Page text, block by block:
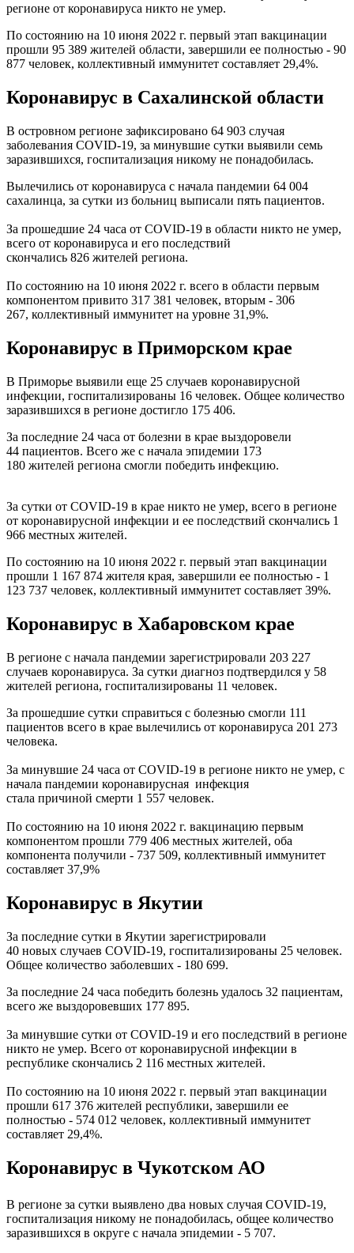
регионе от коронавируса никто не умер.
По состоянию на 10 июня 2022 г. первый этап вакцинации
прошли 95 389 жителей области, завершили ее полностью - 90
877 человек, коллективный иммунитет составляет 29,4%.
Коронавирус в Сахалинской области
В островном регионе зафиксировано 64 903 случая
заболевания COVID-19, за минувшие сутки выявили семь
заразившихся, госпитализация никому не понадобилась.
Вылечились от коронавируса с начала пандемии 64 004
сахалинца, за сутки из больниц выписали пять пациентов.
За прошедшие 24 часа от COVID-19 в области никто не умер,
всего от коронавируса и его последствий
скончались 826 жителей региона.
По состоянию на 10 июня 2022 г. всего в области первым
компонентом привито 317 381 человек, вторым - 306
267, коллективный иммунитет на уровне 31,9%.
Коронавирус в Приморском крае
В Приморье выявили еще 25 случаев коронавирусной
инфекции, госпитализированы 16 человек. Общее количество
заразившихся в регионе достигло 175 406.
За последние 24 часа от болезни в крае выздоровели
44 пациентов. Всего же с начала эпидемии 173
180 жителей региона смогли победить инфекцию.
За сутки от COVID-19 в крае никто не умер, всего в регионе
от коронавирусной инфекции и ее последствий скончались 1
966 местных жителей.
По состоянию на 10 июня 2022 г. первый этап вакцинации
прошли 1 167 874 жителя края, завершили ее полностью - 1
123 737 человек, коллективный иммунитет составляет 39%.
Коронавирус в Хабаровском крае
В регионе с начала пандемии зарегистрировали 203 227
случаев коронавируса. За сутки диагноз подтвердился у 58
жителей региона, госпитализированы 11 человек.
За прошедшие сутки справиться с болезнью смогли 111
пациентов всего в крае вылечились от коронавируса 201 273
человека.
За минувшие 24 часа от СOVID-19 в регионе никто не умер, с
начала пандемии коронавирусная инфекция
стала причиной смерти 1 557 человек.
По состоянию на 10 июня 2022 г. вакцинацию первым
компонентом прошли 779 406 местных жителей, оба
компонента получили - 737 509, коллективный иммунитет
составляет 37,9%
Коронавирус в Якутии
За последние сутки в Якутии зарегистрировали
40 новых случаев COVID-19, госпитализированы 25 человек.
Общее количество заболевших - 180 699.
За последние 24 часа победить болезнь удалось 32 пациентам,
всего же выздоровевших 177 895.
За минувшие сутки от COVID-19 и его последствий в регионе
никто не умер. Всего от коронавирусной инфекции в
республике скончались 2 116 местных жителей.
По состоянию на 10 июня 2022 г. первый этап вакцинации
прошли 617 376 жителей республики, завершили ее
полностью - 574 012 человек, коллективный иммунитет
составляет 29,4%.
Коронавирус в Чукотском АО
В регионе за сутки выявлено два новых случая COVID-19,
госпитализация никому не понадобилась, общее количество
заразившихся в округе с начала эпидемии - 5 707.